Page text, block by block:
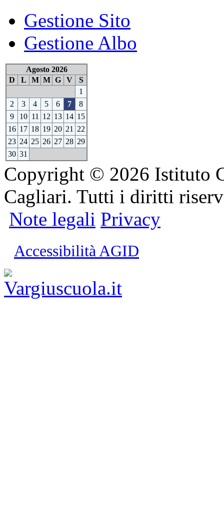
Gestione Sito
Gestione Albo
Agosto 2026
D
L M M G V
S
1
2
3 4 5 6 7
8
9
10 11 12 13 14 15
16 17 18 19 20 21
22
23 24 25 26 27 28 29
30 31
Copyright © 2026 Istituto
Cagliari. Tutti i diritti
Note legali Privacy
Accessibilità AGID